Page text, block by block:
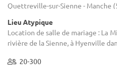
Quettreville-sur-Sienne - Manche
Lieu Atypique
Location de salle de mariage : La
rivière de la Sienne, à Hyenville
20-300